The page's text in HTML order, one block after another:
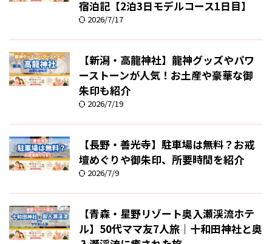
宿泊記【2泊3日モデルコース1日目】
2026/7/17
【新潟・高龍神社】龍神グッズやパワ
ーストーンが人気！お土産や豪華な御
朱印も紹介
2026/7/19
【長野・善光寺】駐車場は無料？お戒
壇めぐりや御朱印、所要時間を紹介
2026/7/9
【青森・星野リゾート奥入瀬渓流ホテ
ル】50代ママ友7人旅｜十和田神社と奥